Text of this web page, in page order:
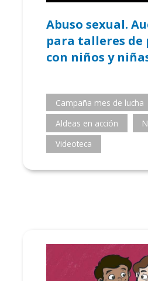
Abuso sexual.
para talleres de
con niños y
Campaña mes de lucha
Aldeas en acción
Videoteca